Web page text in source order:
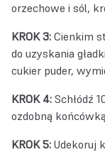
orzechowe i sól,
KROK 3: Cienkim
do uzyskania
cukier puder,
KROK 4: Schłódź
ozdobną
KROK 5: Udekoruj